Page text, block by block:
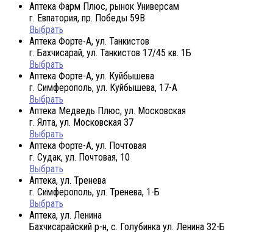
Аптека Фарм Плюс, рынок Универсам
г. Евпатория, пр. Победы 59В
Выбрать
Аптека Форте-А, ул. Танкистов
г. Бахчисарай, ул. Танкистов 17/45 кв. 1Б
Выбрать
Аптека Форте-А, ул. Куйбышева
г. Симферополь, ул. Куйбышева, 17-А
Выбрать
Аптека Медведь Плюс, ул. Московская
г. Ялта, ул. Московская 37
Выбрать
Аптека Форте-А, ул. Почтовая
г. Судак, ул. Почтовая, 10
Выбрать
Аптека, ул. Тренева
г. Симферополь, ул. Тренева, 1-Б
Выбрать
Аптека, ул. Ленина
Бахчисарайский р-н, с. Голубинка ул. Ленина 32-Б